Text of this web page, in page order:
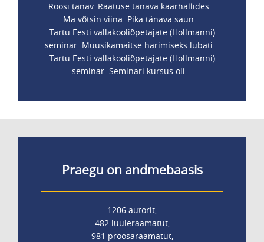
Roosi tänav. Raatuse tänava kaarhallides...
Ma võtsin viina. Pika tänava saun...
Tartu Eesti vallakooliõpetajate (Hollmanni)
seminar. Muusikamaitse harimiseks lubati...
Tartu Eesti vallakooliõpetajate (Hollmanni)
seminar. Seminari kursus oli...
Praegu on andmebaasis
1206 autorit,
482 luuleraamatut,
981 proosaraamatut,